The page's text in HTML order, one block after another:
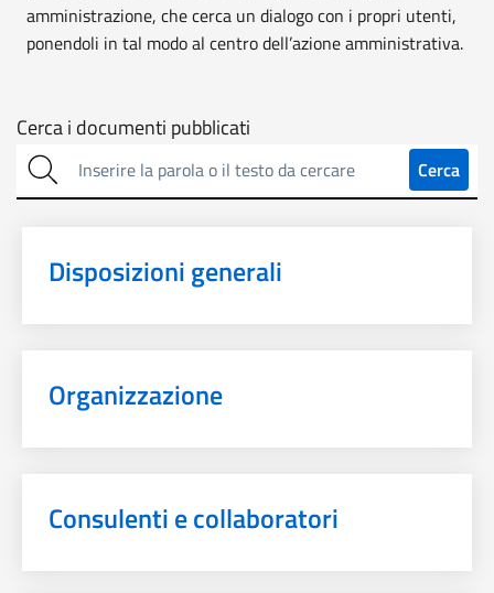
amministrazione, che cerca un dialogo con i propri utenti,
ponendoli in tal modo al centro dell’azione amministrativa.
Cerca
sulla
Cerca i documenti pubblicati
Cerca
Disposizioni generali
Organizzazione
Consulenti e collaboratori